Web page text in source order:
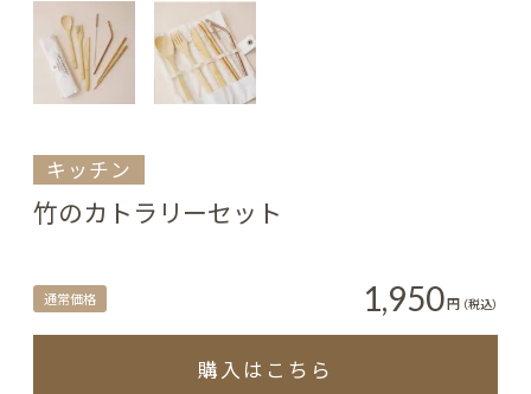
キッチン
竹のカトラリーセット
通常価格 1,950円 （税込）
購入はこちら